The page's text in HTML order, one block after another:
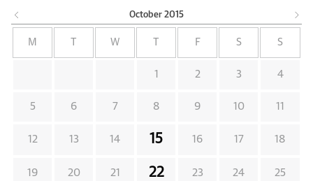
October 2015
M W F S S
1 2 3 4
5 6 7 8 9 10 11
12 13 14 15 16 17 18
19 20 21 22 23 24 25